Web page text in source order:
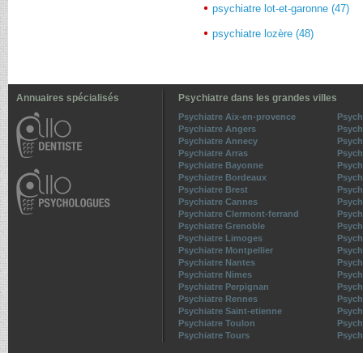
psychiatre lot-et-garonne (47)
psychiatre lozère (48)
Annuaires spécialisés Psychiatre dans les grandes villes
Psychiatre Aix-en-provence
Psychiatre Angers
Psychiatre Annecy
Psychiatre Arras
Psychiatre Bayonne
Psychiatre Bordeaux
Psychiatre Brest
Psychiatre Cannes
Psychiatre Clermont-ferrand
Psychiatre Grenoble
Psychiatre Limoges
Psychiatre Montpellier
Psychiatre Nantes
Psychiatre Nimes
Psychiatre Perpignan
Psychiatre Rennes
Psychiatre Saint-etienne
Psychiatre Toulon
Psychiatre Tours